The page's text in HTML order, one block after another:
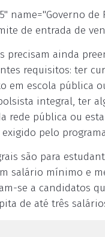
name="Governo de
de entrada de
precisam ainda
requisitos: ter
em escola pública
integral, ter
rede pública ou
pelo
são para
salário mínimo e
se a candidatos
de até três